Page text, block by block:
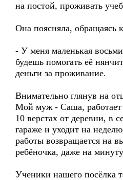
на постой, проживать
Она поясняла, обращаясь
- У меня маленькая
будешь помогать её
деньги за проживание.
Внимательно глянув на
Мой муж - Саша, работает
10 верстах от деревни, в
гараже и уходит на
работы возвращается на
ребёночка, даже на
Ученики нашего посёлка